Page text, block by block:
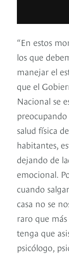
“En estos
los que
manejar el
que el
Nacional se
salud física
habitantes,
dejando de
emocional.
cuando
casa no se
raro que
tenga que
psicólogo,